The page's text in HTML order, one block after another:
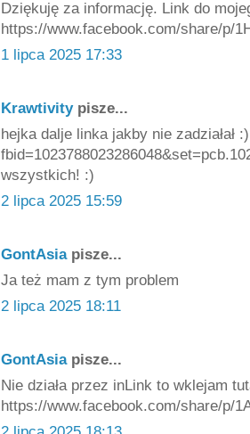
Dziękuję za informację. Link do
https://www.facebook.com/share/p/
1 lipca 2025 17:33
Krawtivitypisze...
hejka dalje linka jakby nie zadziałał
wszystkich! :)
2 lipca 2025 15:59
GontAsiapisze...
Ja też mam z tym problem
2 lipca 2025 18:11
GontAsiapisze...
Nie działa przez inLink to wklejam
https://www.facebook.com/share/p/